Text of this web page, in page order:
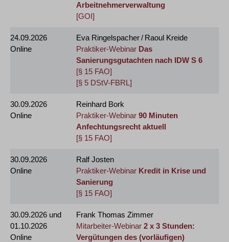
Arbeitnehmerverwaltung
[GOI]
24.09.2026
Online
Eva Ringelspacher / Raoul Kreide
Praktiker-Webinar Das
Sanierungsgutachten nach IDW S 6
[§ 15 FAO]
[§ 5 DStV-FBRL]
30.09.2026
Online
Reinhard Bork
Praktiker-Webinar 90 Minuten
Anfechtungsrecht aktuell
[§ 15 FAO]
30.09.2026
Online
Ralf Josten
Praktiker-Webinar Kredit in Krise und
Sanierung
[§ 15 FAO]
30.09.2026 und
01.10.2026
Online
Frank Thomas Zimmer
Mitarbeiter-Webinar 2 x 3 Stunden:
Vergütungen des (vorläufigen)